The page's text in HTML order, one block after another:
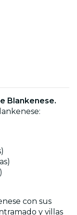
Blankenese.
con sus
y villas